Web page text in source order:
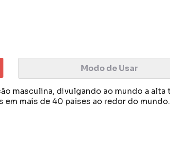
Modo de Usar
masculina, divulgando ao mundo a
mais de 40 países ao redor do mundo.